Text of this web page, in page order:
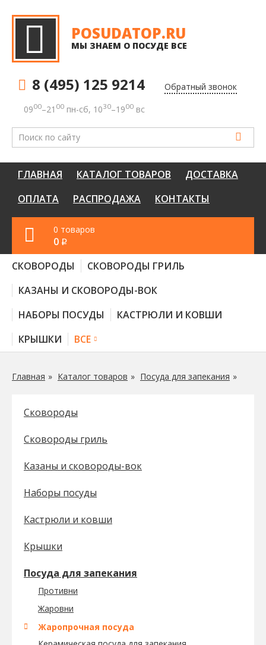
POSUDATOP.RU
МЫ ЗНАЕМ О ПОСУДЕ ВСЕ
8 (495) 125 9214
Обратный звонок
0900–21 00 пн-сб, 1030–1900 вс
ГЛАВНАЯ КАТАЛОГ ТОВАРОВ
ДОСТАВКА
ОПЛАТА
РАСПРОДАЖА КОНТАКТЫ
0 товаров
0 q
СКОВОРОДЫ
СКОВОРОДЫ ГРИЛЬ
КАЗАНЫ И СКОВОРОДЫ-ВОК
НАБОРЫ ПОСУДЫ
КАСТРЮЛИ И КОВШИ
КРЫШКИ
ВСЕ
Главная Каталог товаров Посуда для запекания
Сковороды
Сковороды гриль
Казаны и сковороды-вок
Наборы посуды
Кастрюли и ковши
Крышки
Посуда для запекания
Противни
Жаровни
Жаропрочная посуда